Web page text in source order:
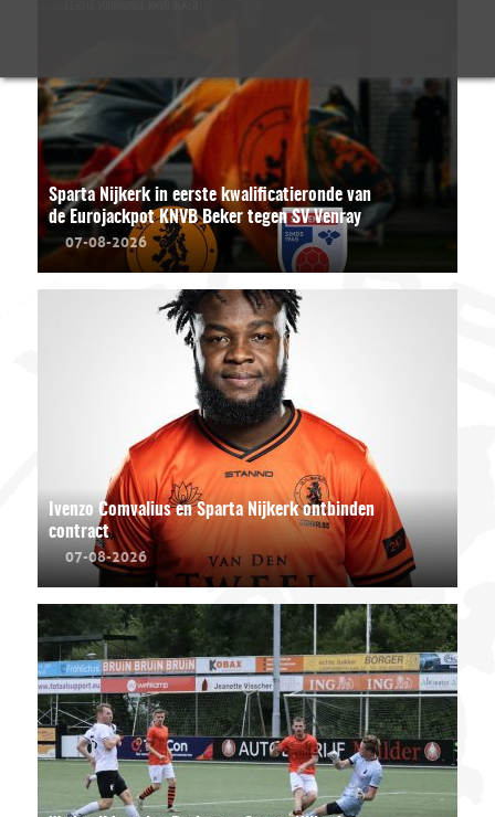
Sparta Nijkerk in eerste kwalificatieronde van
de Eurojackpot KNVB Beker tegen SV Venray
07-08-2026
Ivenzo Comvalius en Sparta Nijkerk ontbinden
contract
07-08-2026